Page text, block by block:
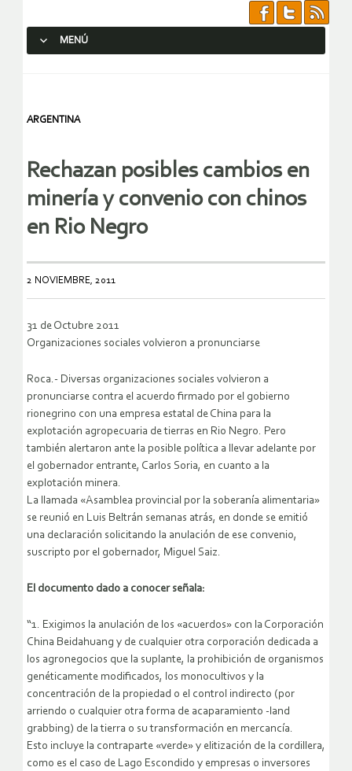
MENÚ
ARGENTINA
Rechazan posibles cambios en
minería y convenio con chinos
en Rio Negro
2 NOVIEMBRE, 2011
31 de Octubre 2011
Organizaciones sociales volvieron a pronunciarse
Roca.- Diversas organizaciones sociales volvieron a
pronunciarse contra el acuerdo firmado por el gobierno
rionegrino con una empresa estatal de China para la
explotación agropecuaria de tierras en Rio Negro. Pero
también alertaron ante la posible política a llevar adelante por
el gobernador entrante, Carlos Soria, en cuanto a la
explotación minera.
La llamada «Asamblea provincial por la soberanía alimentaria»
se reunió en Luis Beltrán semanas atrás, en donde se emitió
una declaración solicitando la anulación de ese convenio,
suscripto por el gobernador, Miguel Saiz.
El documento dado a conocer señala:
“1. Exigimos la anulación de los «acuerdos» con la Corporación
China Beidahuang y de cualquier otra corporación dedicada a
los agronegocios que la suplante, la prohibición de organismos
genéticamente modificados, los monocultivos y la
concentración de la propiedad o el control indirecto (por
arriendo o cualquier otra forma de acaparamiento -land
grabbing) de la tierra o su transformación en mercancía.
Esto incluye la contraparte «verde» y elitización de la cordillera,
como es el caso de Lago Escondido y empresas o inversores